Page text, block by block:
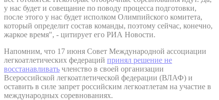
у нас будет и совещание по поводу процесса подготовки,
после этого у нас будет исполком Олимпийского комитета,
который определит состав команды, поэтому сейчас, конечно,
жаркое время", - цитирует его РИА Новости.
Напомним, что 17 июня Совет Международной ассоциации
легкоатлетических федераций принял решение не
восстанавливать членство в своей организации
Всероссийской легкоатлетической федерации (ВЛАФ) и
оставить в силе запрет российским легкоатлетам на участие в
международных соревнованиях.